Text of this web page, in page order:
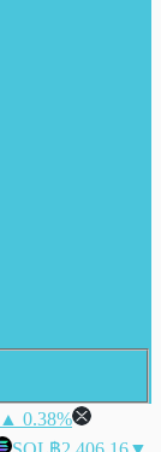
▲ 0.38%